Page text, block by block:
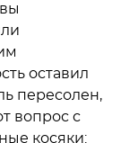
оставил
пересолен,
вопрос с
косяки: